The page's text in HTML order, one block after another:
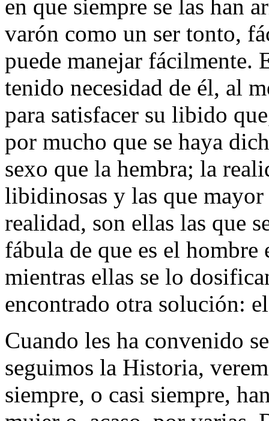
en que siempre se las han
varón como un ser tonto,
puede manejar fácilmente.
tenido necesidad de él, al
para satisfacer su libido
por mucho que se haya
sexo que la hembra; la
libidinosas y las que
realidad, son ellas las que
fábula de que es el hombre
mientras ellas se lo
encontrado otra solución:
Cuando les ha convenido
seguimos la Historia,
siempre, o casi siempre,